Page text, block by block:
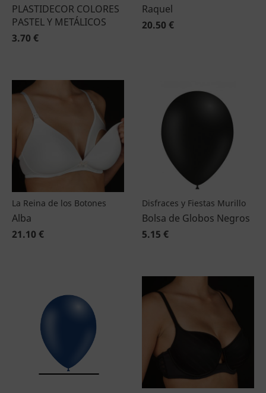
PLASTIDECOR COLORES
PASTEL Y METÁLICOS
3.70 €
Raquel
20.50 €
La Reina de los Botones
Alba
21.10 €
Disfraces y Fiestas Murillo
Bolsa de Globos Negros
5.15 €